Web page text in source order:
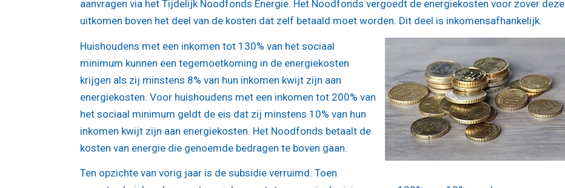
aanvragen via het Tijdelijk Noodfonds Energie. Het Noodfonds vergoedt de energiekosten voor zover deze
uitkomen boven het deel van de kosten dat zelf betaald moet worden. Dit deel is inkomensafhankelijk.
Huishoudens met een inkomen tot 130% van het sociaal
minimum kunnen een tegemoetkoming in de energiekosten
krijgen als zij minstens 8% van hun inkomen kwijt zijn aan
energiekosten. Voor huishoudens met een inkomen tot 200% van
het sociaal minimum geldt de eis dat zij minstens 10% van hun
inkomen kwijt zijn aan energiekosten. Het Noodfonds betaalt de
kosten van energie die genoemde bedragen te boven gaan.
Ten opzichte van vorig jaar is de subsidie verruimd. Toen